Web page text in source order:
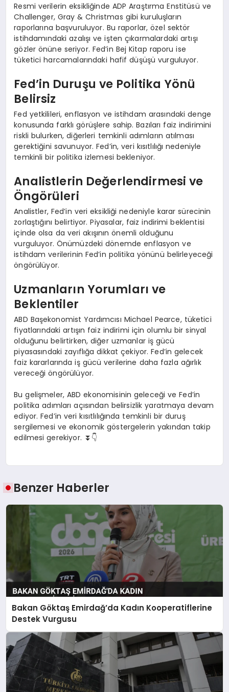
Resmi verilerin eksikliğinde ADP Araştırma Enstitüsü ve
Challenger, Gray & Christmas gibi kuruluşların
raporlarına başvuruluyor. Bu raporlar, özel sektör
istihdamındaki azalışı ve işten çıkarmalardaki artışı
gözler önüne seriyor. Fed’in Bej Kitap raporu ise
tüketici harcamalarındaki hafif düşüşü vurguluyor.
Fed’in Duruşu ve Politika Yönü
Belirsiz
Fed yetkilileri, enflasyon ve istihdam arasındaki denge
konusunda farklı görüşlere sahip. Bazıları faiz indirimini
riskli bulurken, diğerleri temkinli adımların atılması
gerektiğini savunuyor. Fed’in, veri kısıtlılığı nedeniyle
temkinli bir politika izlemesi bekleniyor.
Analistlerin Değerlendirmesi ve
Öngörüleri
Analistler, Fed’in veri eksikliği nedeniyle karar sürecinin
zorlaştığını belirtiyor. Piyasalar, faiz indirimi beklentisi
içinde olsa da veri akışının önemli olduğunu
vurguluyor. Önümüzdeki dönemde enflasyon ve
istihdam verilerinin Fed’in politika yönünü belirleyeceği
öngörülüyor.
Uzmanların Yorumları ve
Beklentiler
ABD Başekonomist Yardımcısı Michael Pearce, tüketici
fiyatlarındaki artışın faiz indirimi için olumlu bir sinyal
olduğunu belirtirken, diğer uzmanlar iş gücü
piyasasındaki zayıflığa dikkat çekiyor. Fed’in gelecek
faiz kararlarında iş gücü verilerine daha fazla ağırlık
vereceği öngörülüyor.
Bu gelişmeler, ABD ekonomisinin geleceği ve Fed’in
politika adımları açısından belirsizlik yaratmaya devam
ediyor. Fed’in veri kısıtlılığında temkinli bir duruş
sergilemesi ve ekonomik göstergelerin yakından takip
edilmesi gerekiyor. ⏬👇
Benzer Haberler
Bakan Göktaş Emirdağ’da Kadın Kooperatiflerine
Destek Vurgusu